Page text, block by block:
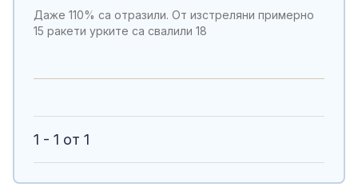
Даже 110% са отразили. От изстреляни примерно
15 ракети урките са свалили 18
1 - 1 от 1